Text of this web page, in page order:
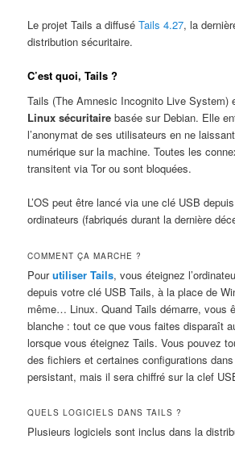
Le projet Tails a diffuséTails 4.27, la
distribution sécuritaire.
C’est quoi, Tails ?
Tails (The Amnesic Incognito Live System)
Linux sécuritaire basée sur Debian. Elle
l’anonymat de ses utilisateurs en ne
numérique sur la machine. Toutes les
transitent via Tor ou sont bloquées.
L’OS peut être lancé via une clé USB
ordinateurs (fabriqués durant la dernière
COMMENT ÇA MARCHE ?
Pourutiliser Tails, vous éteignez
depuis votre clé USB Tails, à la place de
même… Linux. Quand Tails démarre, vous
blanche : tout ce que vous faites disparaît
lorsque vous éteignez Tails. Vous pouvez
des fichiers et certaines configurations
persistant, mais il sera chiffré sur la clef
QUELS LOGICIELS DANS TAILS ?
Plusieurs logiciels sont inclus dans la